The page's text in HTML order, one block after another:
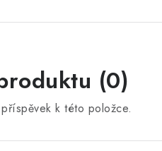
(0)
k této položce.